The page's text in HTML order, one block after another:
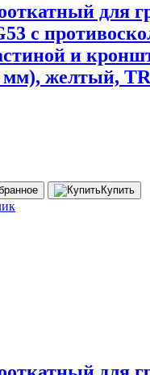
для
с
и
мм), желтый,
Купить